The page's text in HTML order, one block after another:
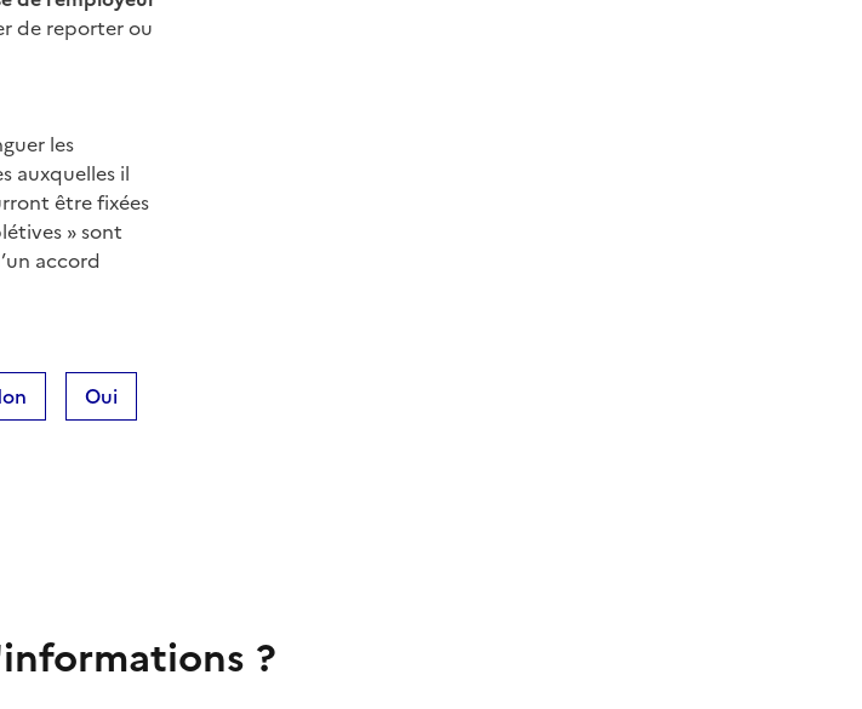
de reporter ou
les
auxquelles il
être fixées
» sont
accord
Oui
?